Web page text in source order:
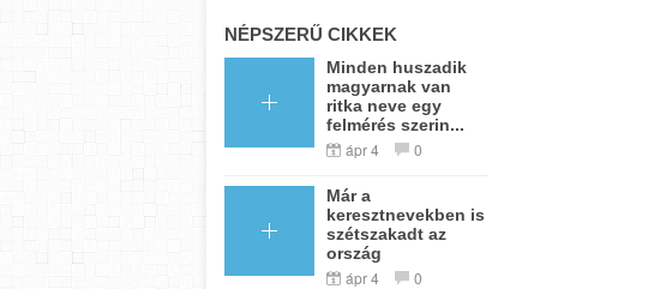
NÉPSZERŰ CIKKEK
Minden huszadik
magyarnak van
ritka neve egy
felmérés szerin...
ápr 4 0
Már a
keresztnevekben is
szétszakadt az
ország
ápr 4 0